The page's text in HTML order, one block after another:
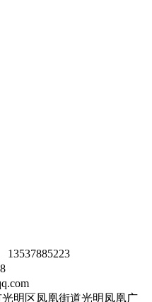
13537885223
明区凤凰街道光明凤凰广